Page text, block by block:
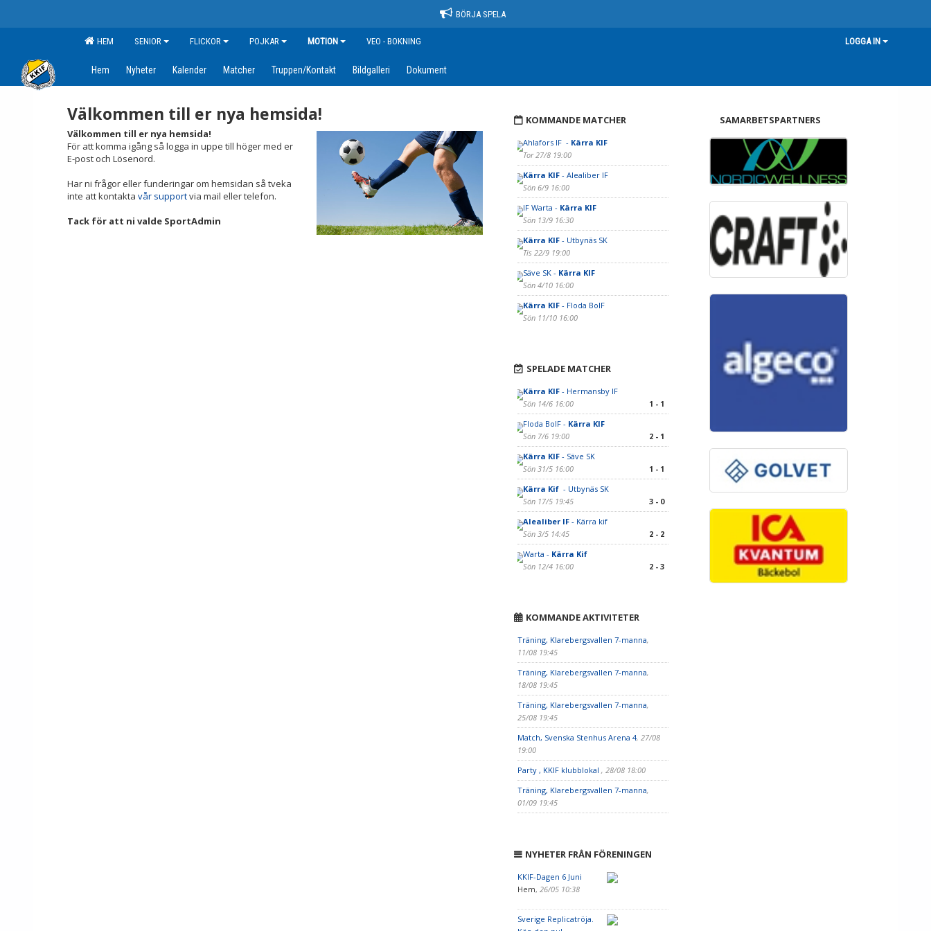
BÖRJA SPELA
HEM SENIOR FLICKOR POJKAR MOTION VEO - BOKNING LOGGA IN
Hem Nyheter Kalender Matcher Truppen/Kontakt Bildgalleri Dokument
Välkommen till er nya hemsida!
Välkommen till er nya hemsida!
För att komma igång så logga in uppe till höger med er
E-post och Lösenord.
Har ni frågor eller funderingar om hemsidan så tveka
inte att kontakta vår supportvia mail eller telefon.
Tack för att ni valde SportAdmin
KOMMANDE MATCHER
Ahlafors IF - Kärra KIF
Tor 27/8 19:00
Kärra KIF- Alealiber IF
Sön 6/9 16:00
IF Warta - Kärra KIF
Sön 13/9 16:30
Kärra KIF- Utbynäs SK
Tis 22/9 19:00
Säve SK - Kärra KIF
Sön 4/10 16:00
Kärra KIF- Floda BoIF
Sön 11/10 16:00
SPELADE MATCHER
Kärra KIF- Hermansby IF
Sön 14/6 16:00
1 - 1
Floda BoIF - Kärra KIF
Sön 7/6 19:00
2 - 1
Kärra KIF- Säve SK
Sön 31/5 16:00
1 - 1
Kärra Kif - Utbynäs SK
Sön 17/5 19:45
3 - 0
Alealiber IF- Kärra kif
Sön 3/5 14:45
2 - 2
Warta - Kärra Kif
Sön 12/4 16:00
2 - 3
KOMMANDE AKTIVITETER
Träning, Klarebergsvallen 7-manna,
11/08 19:45
Träning, Klarebergsvallen 7-manna,
18/08 19:45
Träning, Klarebergsvallen 7-manna,
25/08 19:45
Match, Svenska Stenhus Arena 4, 27/08
19:00
Party , KKIF klubblokal , 28/08 18:00
Träning, Klarebergsvallen 7-manna,
01/09 19:45
NYHETER FRÅN FÖRENINGEN
KKIF-Dagen 6 Juni
Hem, 26/05 10:38
Sverige Replicatröja.
SAMARBETSPARTNERS